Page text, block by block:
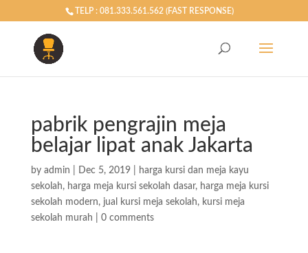
TELP : 081.333.561.562 (FAST RESPONSE)
pabrik pengrajin meja
belajar lipat anak Jakarta
by admin Dec 5, 2019|
harga kursi dan meja kayu
sekolah, harga meja kursi sekolah dasar, harga meja kursi
sekolah modern, jual kursi meja sekolah, kursi meja
sekolah murah
0 comments